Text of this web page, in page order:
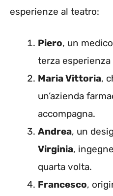
esperienze al teatro:
Piero, un
terza esperienza
Maria Vittoria,
un’azienda
accompagna.
Andrea, un
Virginia,
quarta volta.
Francesco,